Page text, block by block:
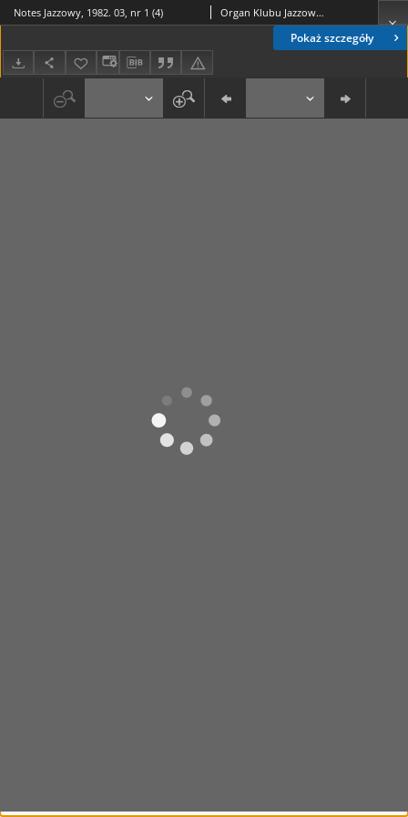
Pokaż szczegóły
Notes Jazzowy, 1982. 03, nr 1 (4) Organ Klubu Jazzowego "Rotunda"